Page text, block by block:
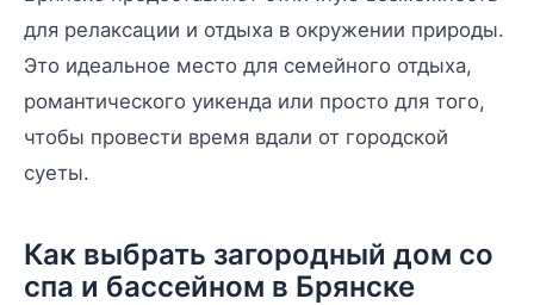
для релаксации и отдыха в окружении природы.
Это идеальное место для семейного отдыха,
романтического уикенда или просто для того,
чтобы провести время вдали от городской
суеты.
Как выбрать загородный дом со
спа и бассейном в Брянске